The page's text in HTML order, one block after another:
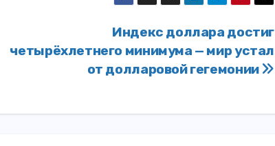
Индекс доллара достиг
четырёхлетнего минимума — мир устал
от долларовой гегемонии